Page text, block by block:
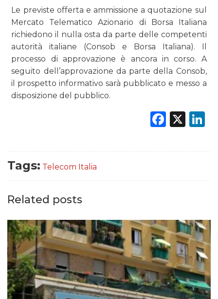
Le previste offerta e ammissione a quotazione sul
Mercato Telematico Azionario di Borsa Italiana
richiedono il nulla osta da parte delle competenti
autorità italiane (Consob e Borsa Italiana). Il
processo di approvazione è ancora in corso. A
seguito dell’approvazione da parte della Consob,
il prospetto informativo sarà pubblicato e messo a
disposizione del pubblico.
X
Tags: Telecom Italia
Related posts